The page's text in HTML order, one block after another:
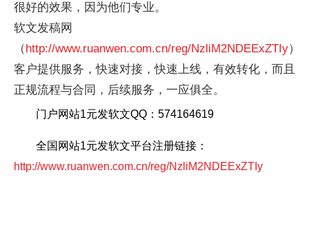
很好的效果，因为他们专业。
软文发稿网
（http://www.ruanwen.com.cn/reg/NzliM2NDEExZTIy）
客户提供服务，快速对接，快速上线，有效转化，而且
正规流程与合同，后续服务，一应俱全。
门户网站1元发软文QQ：574164619
全国网站1元发软文平台注册链接：
http://www.ruanwen.com.cn/reg/NzliM2NDEExZTIy